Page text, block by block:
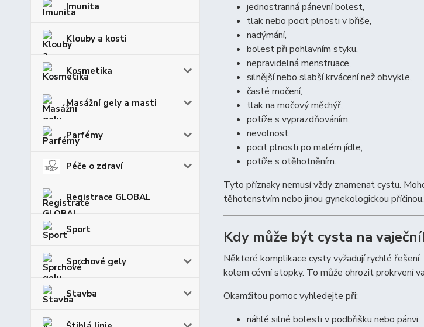
Imunita
Klouby a kosti
Kosmetika
Masážní gely a masti
Parfémy
Péče o zdraví
Registrace GLOBAL
Sport
Sprchové gely
Stavba
jednostranná pánevní bolest,
tlak nebo pocit plnosti v břiše,
nadýmání,
bolest při pohlavním styku,
nepravidelná menstruace,
silnější nebo slabší krvácení než obvykle,
časté močení,
tlak na močový měchýř,
potíže s vyprazdňováním,
nevolnost,
pocit plnosti po malém jídle,
potíže s otěhotněním.
Tyto příznaky nemusí vždy znamenat cystu.
těhotenstvím nebo jinou gynekologickou příčinou.
Kdy může být cysta na
Některé komplikace cysty vyžadují rychlé
kolem cévní stopky. To může ohrozit prokrvení
Okamžitou pomoc vyhledejte při:
náhlé silné bolesti v podbřišku nebo pánvi,